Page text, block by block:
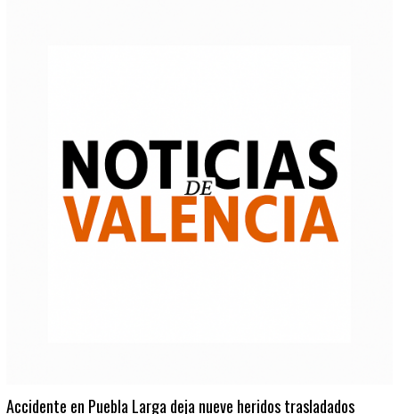
Accidente en Puebla Larga deja nueve heridos trasladados